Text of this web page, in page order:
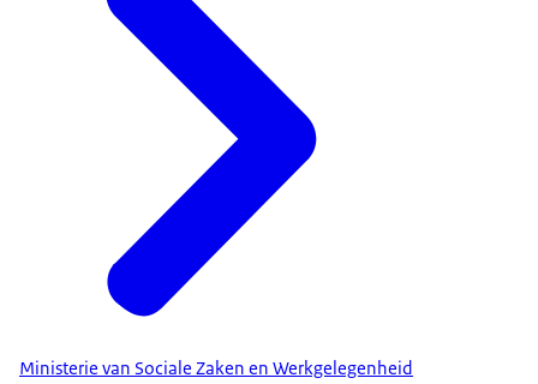
Ministerie van Sociale Zaken en Werkgelegenheid